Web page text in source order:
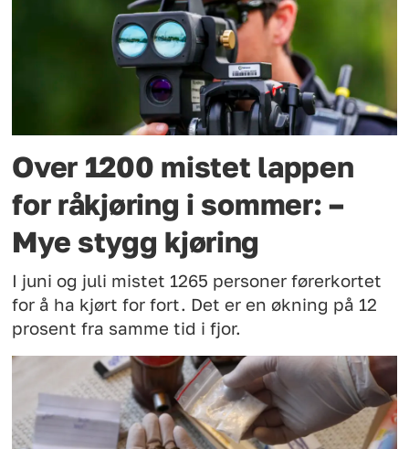
Over 1200 mistet lappen
for råkjøring i sommer: –
Mye stygg kjøring
I juni og juli mistet 1265 personer førerkortet
for å ha kjørt for fort. Det er en økning på 12
prosent fra samme tid i fjor.